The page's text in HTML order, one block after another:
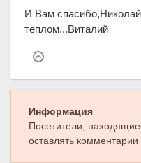
И Вам спасибо,Николай
теплом...Виталий
Информация
Посетители,
оставлять